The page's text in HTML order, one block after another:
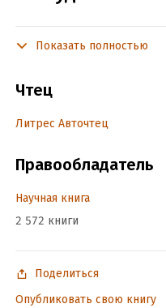
Подробная информация
Дата поступления:
Показать полностью
Чтец
Литрес Авточтец
Правообладатель
Научная книга
2 572 книги
Поделиться
Опубликовать свою книгу